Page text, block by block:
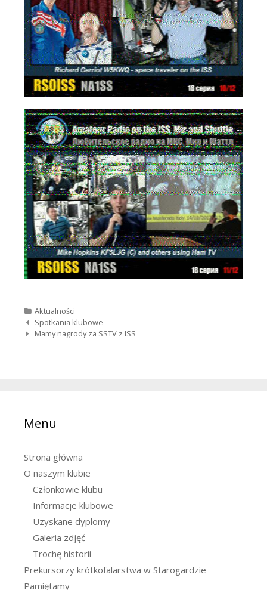
Categories
Aktualności
Nawigacja wpisów
Spotkania klubowe
Mamy nagrody za SSTV z ISS
Menu
Strona główna
O naszym klubie
Członkowie klubu
Informacje klubowe
Uzyskane dyplomy
Galeria zdjęć
Trochę historii
Prekursorzy krótkofalarstwa w Starogardzie
Pamiętamy